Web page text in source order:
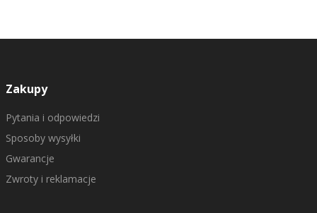
Zakupy
Pytania i odpowiedzi
Sposoby wysyłki
Gwarancje
Zwroty i reklamacje